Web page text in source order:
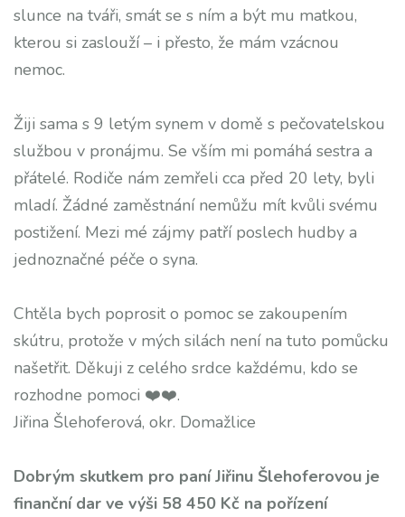
slunce na tváři, smát se s ním a být mu matkou,
kterou si zaslouží – i přesto, že mám vzácnou
nemoc.
Žiji sama s 9 letým synem v domě s pečovatelskou
službou v pronájmu. Se vším mi pomáhá sestra a
přátelé. Rodiče nám zemřeli cca před 20 lety, byli
mladí. Žádné zaměstnání nemůžu mít kvůli svému
postižení. Mezi mé zájmy patří poslech hudby a
jednoznačné péče o syna.
Chtěla bych poprosit o pomoc se zakoupením
skútru, protože v mých silách není na tuto pomůcku
našetřit. Děkuji z celého srdce každému, kdo se
rozhodne pomoci ❤️❤️.
Jiřina Šlehoferová, okr. Domažlice
Dobrým skutkem pro paní Jiřinu Šlehoferovou je
finanční dar ve výši 58 450 Kč na pořízení